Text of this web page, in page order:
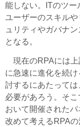
能しない。ITのツー
ユーザーのスキル
ュリティやガバナ
となる。
現在のRPAには上
に急速に進化を続
討するにあたっては
必要があろう。そ
おいて開催された
改めて考えるRPA